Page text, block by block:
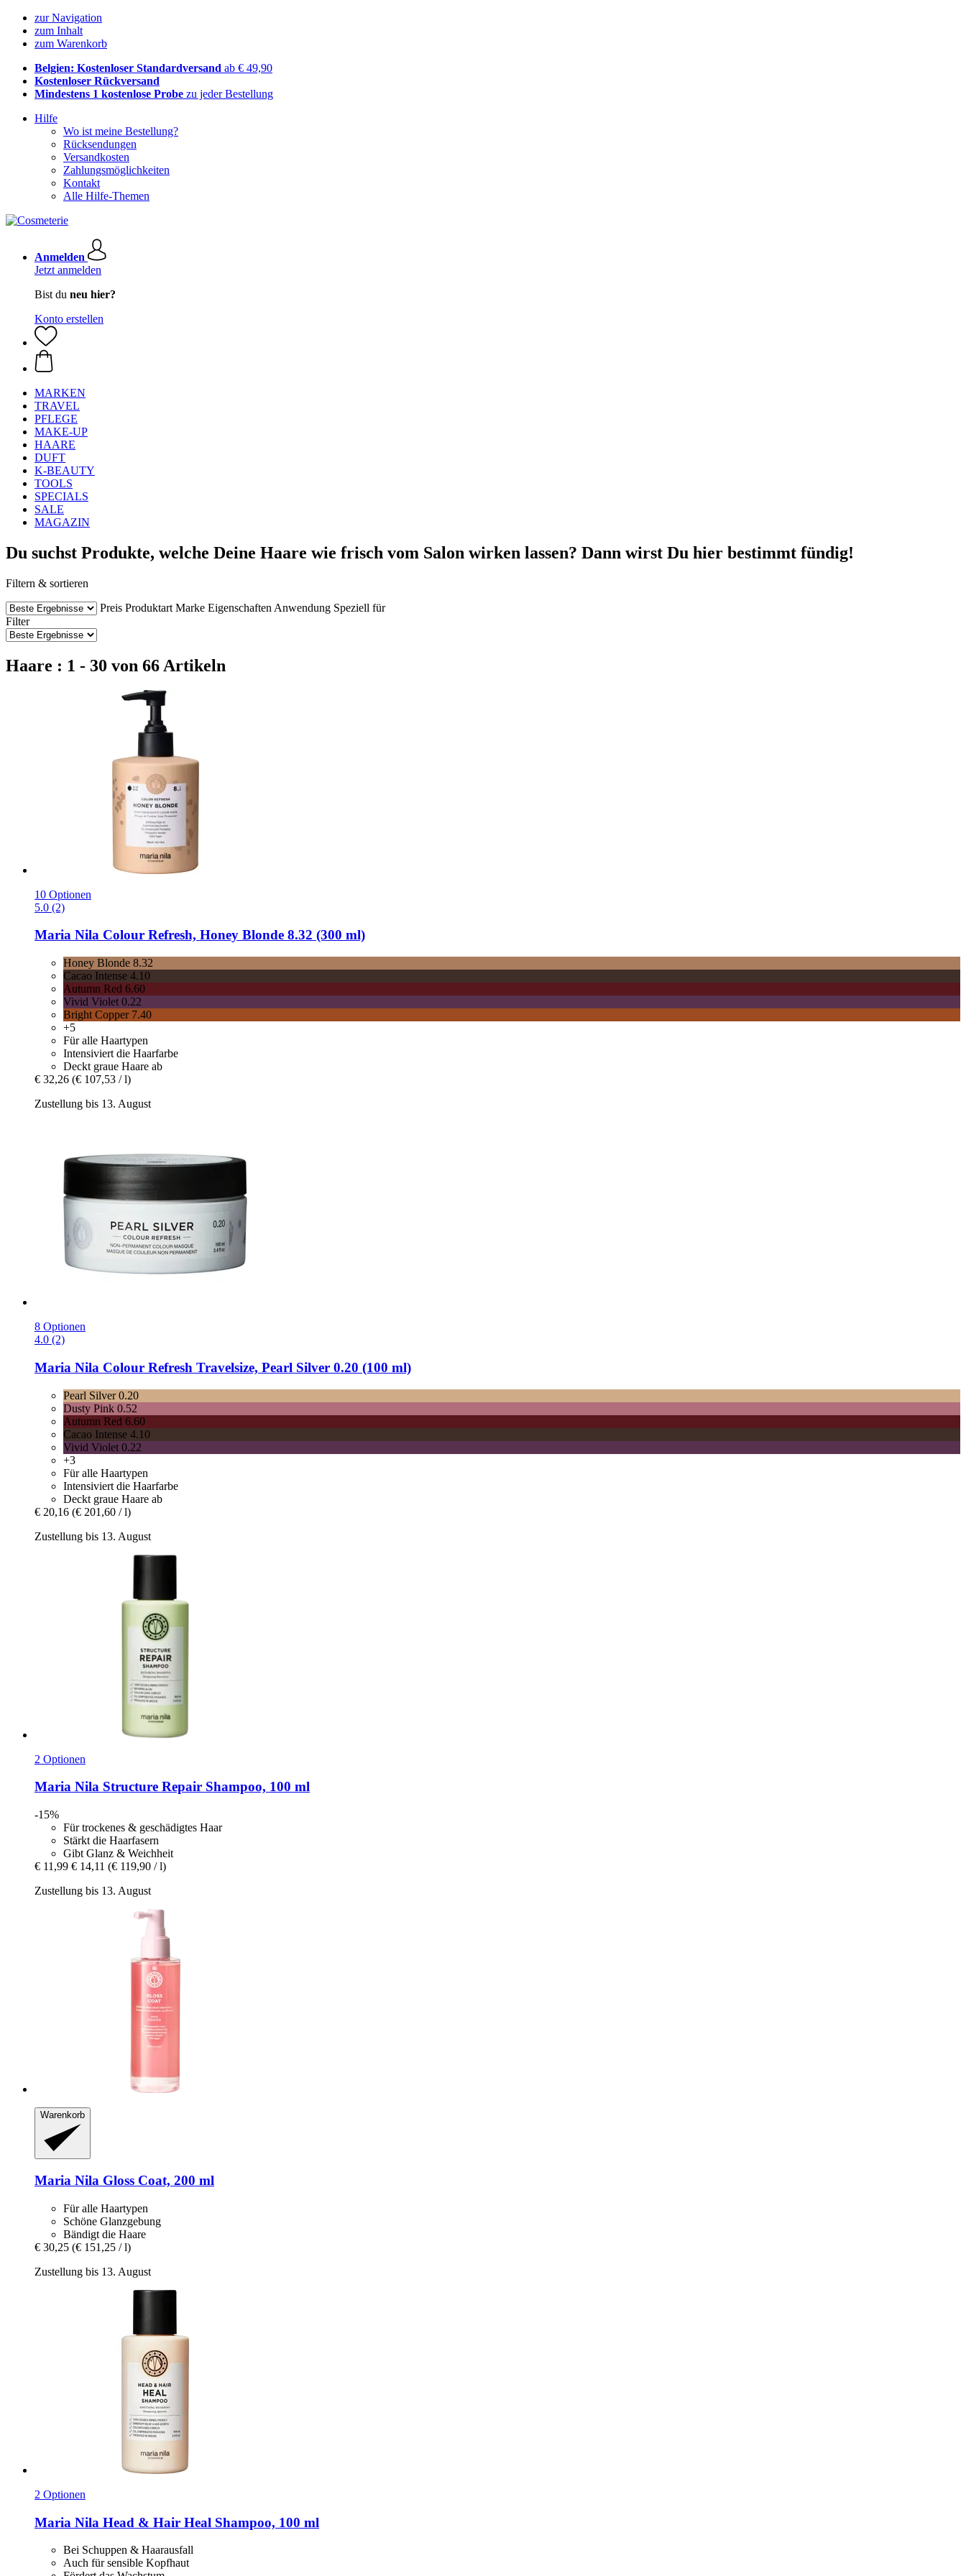
zur Navigation
zum Inhalt
zum Warenkorb
Belgien: Kostenloser Standardversand ab € 49,90
Kostenloser Rückversand
Mindestens 1 kostenlose Probe zu jeder Bestellung
Hilfe
Wo ist meine Bestellung?
Rücksendungen
Versandkosten
Zahlungsmöglichkeiten
Kontakt
Alle Hilfe-Themen
Anmelden
Jetzt anmelden
Bist du neu hier?
Konto erstellen
MARKEN
TRAVEL
PFLEGE
MAKE-UP
HAARE
DUFT
K-BEAUTY
TOOLS
SPECIALS
SALE
MAGAZIN
Du suchst Produkte, welche Deine Haare wie frisch vom Salon wirken lassen? Dann wirst Du hier bestimmt fündig!
Filtern & sortieren
Preis Produktart Marke Eigenschaften Anwendung Speziell für
Filter
Haare : 1 - 30 von 66 Artikeln
10 Optionen
5.0 (2)
Maria Nila Colour Refresh, Honey Blonde 8.32 (300 ml)
Honey Blonde 8.32
Cacao Intense 4.10
Autumn Red 6.60
Vivid Violet 0.22
Bright Copper 7.40
+5
Für alle Haartypen
Intensiviert die Haarfarbe
Deckt graue Haare ab
€ 32,26 (€ 107,53 / l)
Zustellung bis 13. August
8 Optionen
4.0 (2)
Maria Nila Colour Refresh Travelsize, Pearl Silver 0.20 (100 ml)
Pearl Silver 0.20
Dusty Pink 0.52
Autumn Red 6.60
Cacao Intense 4.10
Vivid Violet 0.22
+3
Für alle Haartypen
Intensiviert die Haarfarbe
Deckt graue Haare ab
€ 20,16 (€ 201,60 / l)
Zustellung bis 13. August
2 Optionen
Maria Nila Structure Repair Shampoo, 100 ml
-15%
Für trockenes & geschädigtes Haar
Stärkt die Haarfasern
Gibt Glanz & Weichheit
€ 11,99 € 14,11 (€ 119,90 / l)
Zustellung bis 13. August
Warenkorb
Maria Nila Gloss Coat, 200 ml
Für alle Haartypen
Schöne Glanzgebung
Bändigt die Haare
€ 30,25 (€ 151,25 / l)
Zustellung bis 13. August
2 Optionen
Maria Nila Head & Hair Heal Shampoo, 100 ml
Bei Schuppen & Haarausfall
Auch für sensible Kopfhaut